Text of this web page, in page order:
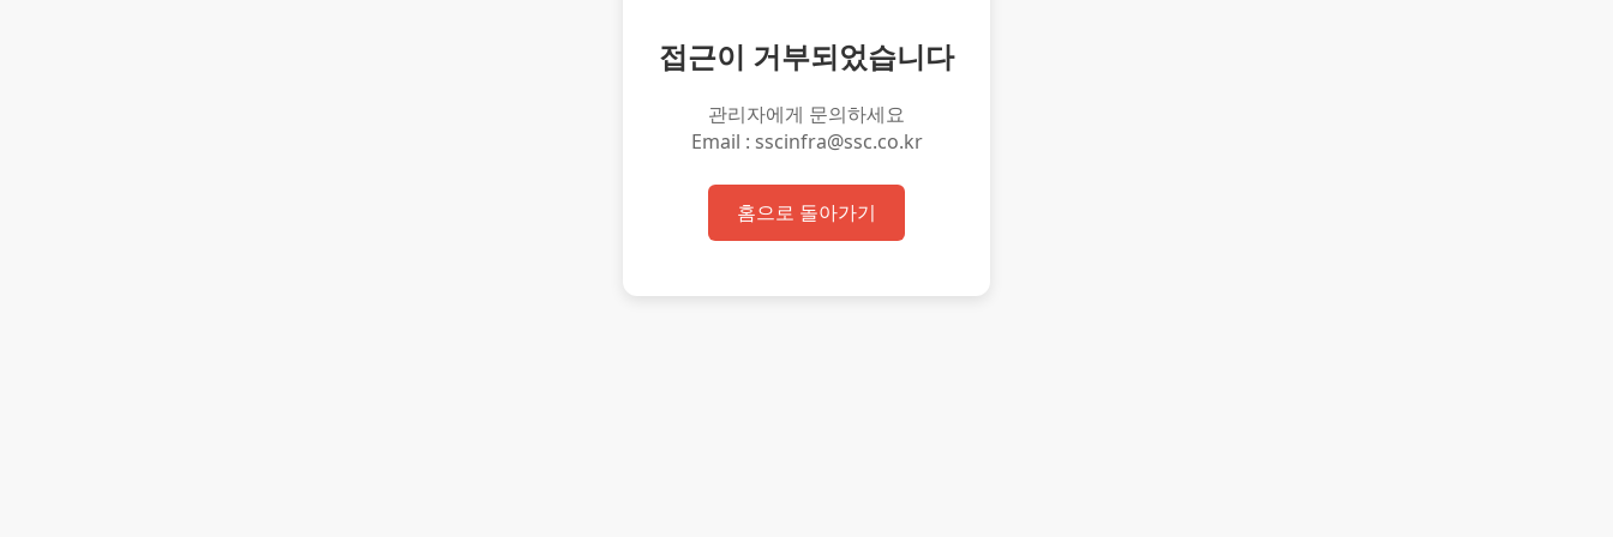
접근이 거부되었습니다
관리자에게 문의하세요
Email : sscinfra@ssc.co.kr
홈으로 돌아가기